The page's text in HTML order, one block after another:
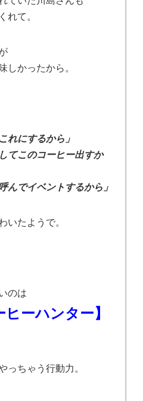
て。
かったから。
れにするから」
てこのコーヒー出すか
んでイベントするから」
いたようで。
のは
ヒーハンター】
っちゃう行動力。